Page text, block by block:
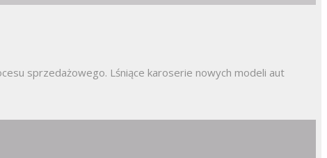
sprzedażowego. Lśniące karoserie nowych modeli aut